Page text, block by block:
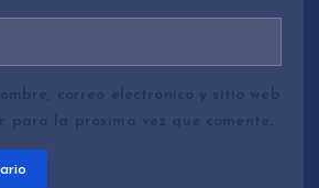
correo electrónico y sitio web
para la próxima vez que comente.